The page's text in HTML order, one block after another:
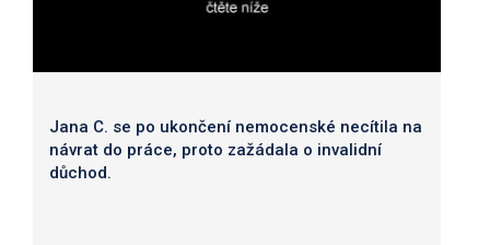
Jana C. se po ukončení nemocenské necítila na
návrat do práce, proto zažádala o invalidní
důchod.